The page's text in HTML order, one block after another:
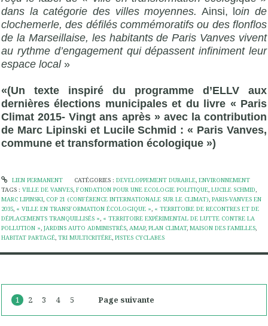
dans la catégorie des villes moyennes. Ainsi, loin de
clochemerle, des défilés commémoratifs ou des flonflos
de la Marseillaise, les habitants de Paris Vanves vivent
au rythme d’engagement qui dépassent infiniment leur
espace local»
«(Un texte inspiré du programme d’ELLV aux
dernières élections municipales et du livre « Paris
Climat 2015- Vingt ans après » avec la contribution
de Marc Lipinski et Lucile Schmid : « Paris Vanves,
commune et transformation écologique »)
LIEN PERMANENT CATÉGORIES : DEVELOPPEMENT DURABLE, ENVIRONNEMENT
TAGS : VILLE DE VANVES, FONDATION POUR UNE ECOLOGIE POLITIQUE, LUCILE SCHMID,
MARC LIPINSKI, COP 21 (CONFÉRENCE INTERNATIONALE SUR LE CLIMAT), PARIS-VANVES EN
2035, « VILLE EN TRANSFORMATION ÉCOLOGIQUE », « TERRITOIRE DE RECONTRES ET DE
DÉPLACEMENTS TRANQUILLISÉS », « TERRITOIRE EXPÉRIMENTAL DE LUTTE CONTRE LA
POLLUTION », JARDINS AUTO ADMINISTRÉS, AMAP, PLAN CLIMAT, MAISON DES FAMILLES,
HABITAT PARTAGÉ, TRI MULTICRITÉRE, PISTES CYCLABES
1 2 3 4 5 Page suivante